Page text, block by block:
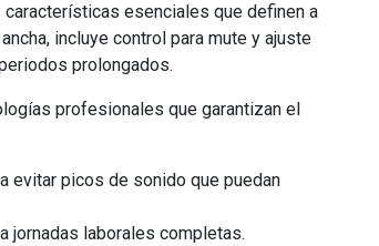
esenciales que definen a
incluye control para mute y ajuste
prolongados.
profesionales que garantizan el
evitar picos de sonido que puedan
jornadas laborales completas.